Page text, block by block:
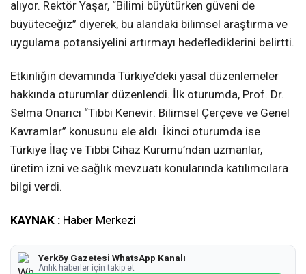
alıyor. Rektör Yaşar, “Bilimi büyütürken güveni de
büyüteceğiz” diyerek, bu alandaki bilimsel araştırma ve
uygulama potansiyelini artırmayı hedeflediklerini belirtti.
Etkinliğin devamında Türkiye’deki yasal düzenlemeler
hakkında oturumlar düzenlendi. İlk oturumda, Prof. Dr.
Selma Onarıcı “Tıbbi Kenevir: Bilimsel Çerçeve ve Genel
Kavramlar” konusunu ele aldı. İkinci oturumda ise
Türkiye İlaç ve Tıbbi Cihaz Kurumu’ndan uzmanlar,
üretim izni ve sağlık mevzuatı konularında katılımcılara
bilgi verdi.
KAYNAK : Haber Merkezi
Yerköy Gazetesi WhatsApp Kanalı
Anlık haberler için takip et